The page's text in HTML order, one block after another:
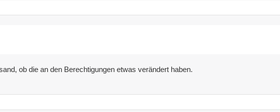
ob die an den Berechtigungen etwas verändert haben.